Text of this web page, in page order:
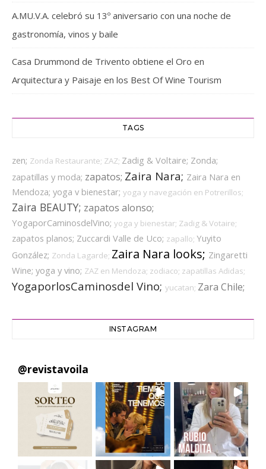
A.MU.V.A. celebró su 13º aniversario con una noche de
gastronomía, vinos y baile
Casa Drummond de Trivento obtiene el Oro en
Arquitectura y Paisaje en los Best Of Wine Tourism
TAGS
zen; Zonda Restaurante; ZAZ; Zadig & Voltaire; Zonda;
zapatillas y moda; zapatos; Zaira Nara; Zaira Nara en
Mendoza; yoga v bienestar; yoga y navegación en Potrerillos;
Zaira BEAUTY; zapatos alonso;
YogaporCaminosdelVino; yoga y bienestar; Zadig & Votaire;
zapatos planos; Zuccardi Valle de Uco; zapallo; Yuyito
González; Zonda Lagarde; Zaira Nara looks; Zingaretti
Wine; yoga y vino; ZAZ en Mendoza; zodiaco; zapatillas Adidas;
YogaporlosCaminosdel Vino; yucatan; Zara Chile;
INSTAGRAM
@revistavoila